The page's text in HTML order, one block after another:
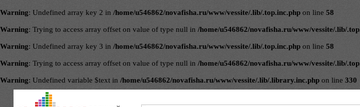
Warning: Undefined array key 2 in /home/u546862/novafisha.ru/www/vessite/.lib/.top.inc.php on line 58
Warning: Trying to access array offset on value of type null in /home/u546862/novafisha.ru/www/vessite/.lib/
Warning: Undefined array key 3 in /home/u546862/novafisha.ru/www/vessite/.lib/.top.inc.php on line 58
Warning: Trying to access array offset on value of type null in /home/u546862/novafisha.ru/www/vessite/.lib/
Warning: Undefined variable $text in /home/u546862/novafisha.ru/www/vessite/.lib/.library.inc.php on line 330